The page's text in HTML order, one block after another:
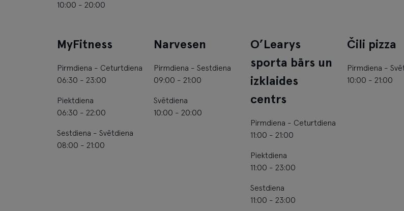
10:00 - 20:00
MyFitness
Pirmdiena - Ceturtdiena
06:30 - 23:00
Piektdiena
06:30 - 22:00
Sestdiena - Svētdiena
08:00 - 21:00
Narvesen
Pirmdiena - Sestdiena
09:00 - 21:00
Svētdiena
10:00 - 20:00
O’Learys
sporta bārs un
izklaides
centrs
Pirmdiena - Ceturtdiena
11:00 - 21:00
Piektdiena
11:00 - 23:00
Sestdiena
11:00 - 23:00
Čili pizza
Pirmdiena -
10:00 - 21:00